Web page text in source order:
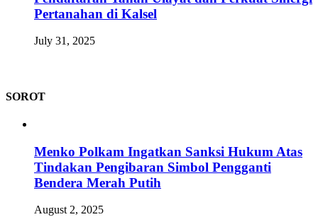
Pertanahan di Kalsel
July 31, 2025
SOROT
Menko Polkam Ingatkan Sanksi Hukum Atas
Tindakan Pengibaran Simbol Pengganti
Bendera Merah Putih
August 2, 2025